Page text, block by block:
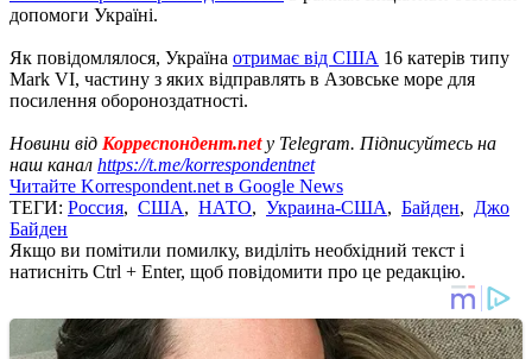
допомоги Україні.
Як повідомлялося, Україна отримає від США 16 катерів типу
Mark VI, частину з яких відправлять в Азовське море для
посилення обороноздатності.
Новини від Корреспондент.netу Telegram. Підписуйтесь на
наш канал https://t.me/korrespondentnet
Читайте Korrespondent.net в Google News
ТЕГИ: Россия, США, НАТО, Украина-США, Байден, Джо
Байден
Якщо ви помітили помилку, виділіть необхідний текст і
натисніть Ctrl + Enter, щоб повідомити про це редакцію.